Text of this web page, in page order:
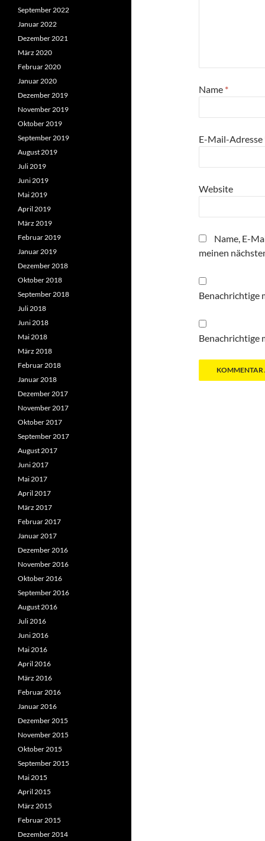
Name *
E-Mail-Adresse
Website
Name, E-
meinen
Benachrichtige
Benachrichtige
September 2022
Januar 2022
Dezember 2021
März 2020
Februar 2020
Januar 2020
Dezember 2019
November 2019
Oktober 2019
September 2019
August 2019
Juli 2019
Juni 2019
Mai 2019
April 2019
März 2019
Februar 2019
Januar 2019
Dezember 2018
Oktober 2018
September 2018
Juli 2018
Juni 2018
Mai 2018
März 2018
Februar 2018
Januar 2018
Dezember 2017
November 2017
Oktober 2017
September 2017
August 2017
Juni 2017
Mai 2017
April 2017
März 2017
Februar 2017
Januar 2017
Dezember 2016
November 2016
Oktober 2016
September 2016
August 2016
Juli 2016
Juni 2016
Mai 2016
April 2016
März 2016
Februar 2016
Januar 2016
Dezember 2015
November 2015
Oktober 2015
September 2015
Mai 2015
April 2015
März 2015
Februar 2015
Dezember 2014